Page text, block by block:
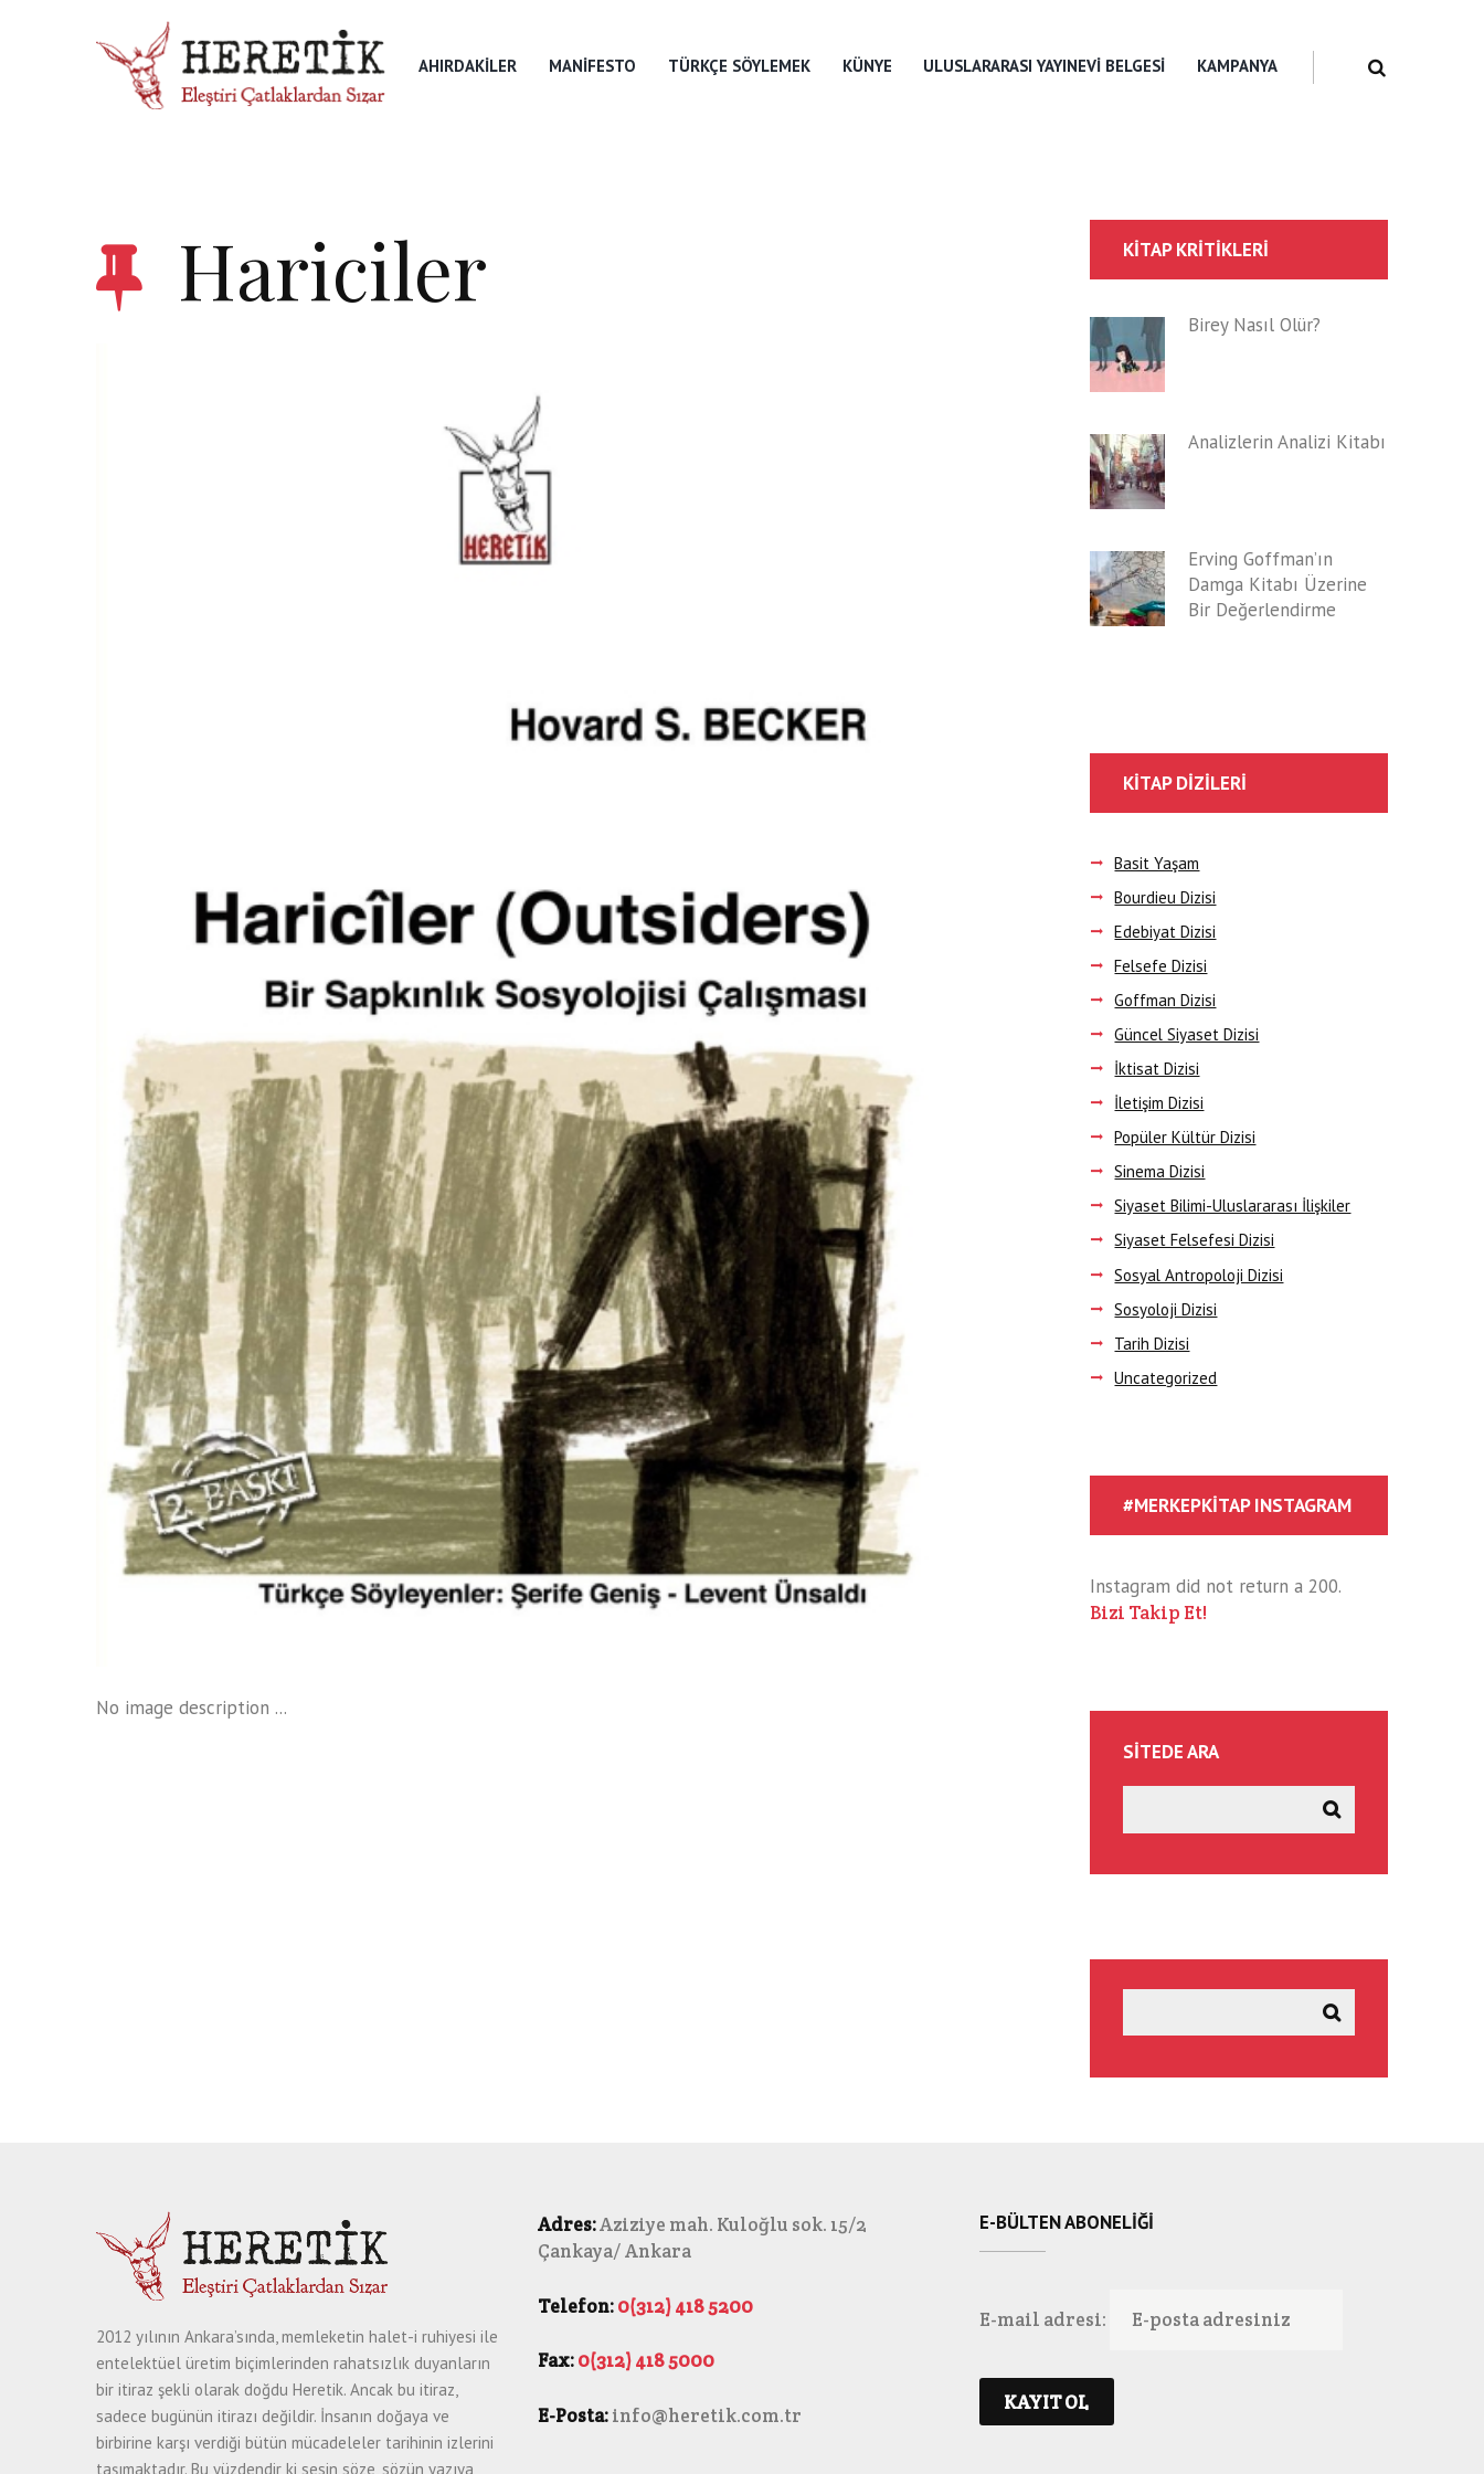
AHIRDAKILER MANIFESTO TÜRKÇE SÖYLEMEK KÜNYE ULUSLARARASI YAYINEVI BELGESI KAMPANYA
Hariciler
No image description ...
KITAP KRITIKLERI
Birey Nasıl Ölür?
Analizlerin Analizi Kitabı
Erving Goffman’ın
Damga Kitabı Üzerine
Bir Değerlendirme
KITAP DIZILERI
Basit Yaşam
Bourdieu Dizisi
Edebiyat Dizisi
Felsefe Dizisi
Goffman Dizisi
Güncel Siyaset Dizisi
İktisat Dizisi
İletişim Dizisi
Popüler Kültür Dizisi
Sinema Dizisi
Siyaset Bilimi-Uluslararası İlişkiler
Siyaset Felsefesi Dizisi
Sosyal Antropoloji Dizisi
Sosyoloji Dizisi
Tarih Dizisi
Uncategorized
#MERKEPKITAP INSTAGRAM
Instagram did not return a 200.
Bizi Takip Et!
SITEDE ARA
2012 yılının Ankara’sında, memleketin halet-i ruhiyesi ile
entelektüel üretim biçimlerinden rahatsızlık duyanların
bir itiraz şekli olarak doğdu Heretik. Ancak bu itiraz,
sadece bugünün itirazı değildir. İnsanın doğaya ve
birbirine karşı verdiği bütün mücadeleler tarihinin izlerini
taşımaktadır. Bu yüzdendir ki sesin söze, sözün yazıya
Adres:Aziziye mah. Kuloğlu sok. 15/2
Çankaya/ Ankara
Telefon:0(312) 418 5200
Fax:0(312) 418 5000
E-Posta:info@heretik.com.tr
E-BÜLTEN ABONELIĞI
E-mail adresi: